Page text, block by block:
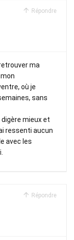
Répondre
ma
où je
sans
digère mieux et
ressenti aucun
avec les
Répondre